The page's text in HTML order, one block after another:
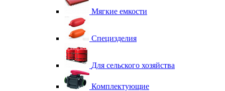
Мягкие емкости
Специзделия
Для сельского хозяйства
Комплектующие